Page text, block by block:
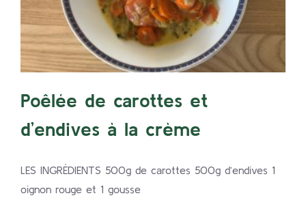
d’endives à la crème
CAROTTES ENDIVES
Poêlée de carottes et
d’endives à la crème
LES INGRÉDIENTS 500g de carottes 500g d’endives 1
oignon rouge et 1 gousse